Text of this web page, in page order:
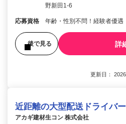
野新田1-6
応募資格 年齢・性別不問！経験者優遇
後で見る 詳
更新日：
近距離の大型配送ドライバー
アカギ建材生コン 株式会社